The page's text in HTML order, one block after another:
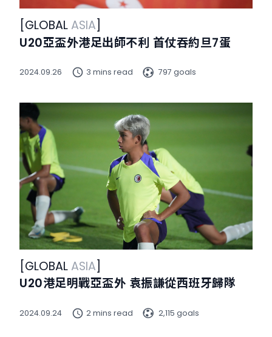
[GLOBAL ASIA]
U20亞盃外港足出師不利 首仗吞約旦7蛋
2024.09.26 3 mins read 797 goals
[GLOBAL ASIA]
U20港足明戰亞盃外 袁振謙從西班牙歸隊
2024.09.24 2 mins read 2,115 goals